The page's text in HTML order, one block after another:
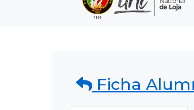
Ficha